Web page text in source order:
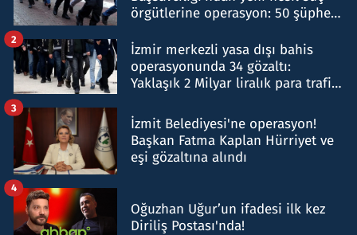
örgütlerine operasyon: 50 şüpheli
İzmir merkezli yasa dışı bahis
operasyonunda 34 gözaltı:
Yaklaşık 2 Milyar liralık para trafiği
2
İzmit Belediyesi'ne operasyon!
Başkan Fatma Kaplan Hürriyet ve
eşi gözaltına alındı
3
Oğuzhan Uğur’un ifadesi ilk kez
Diriliş Postası'nda!
4